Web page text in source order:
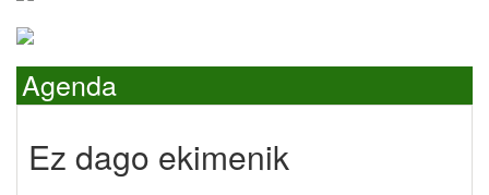
Agenda
Ez dago ekimenik